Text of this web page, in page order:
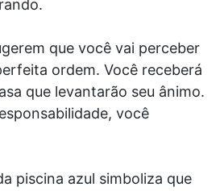
que você vai perceber
ordem. Você receberá
que levantarão seu ânimo.
você
piscina azul simboliza que